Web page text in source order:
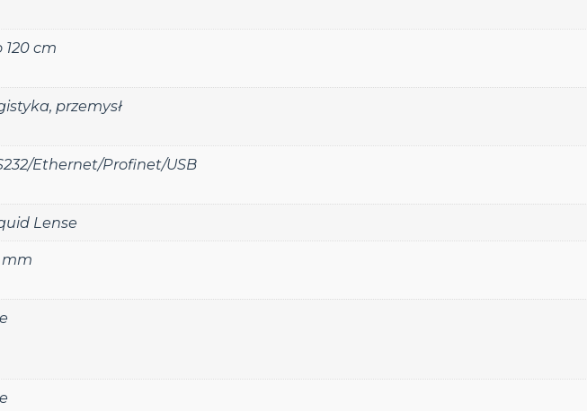
120 cm
, przemysł
Ethernet/Profinet/USB
Lense
mm